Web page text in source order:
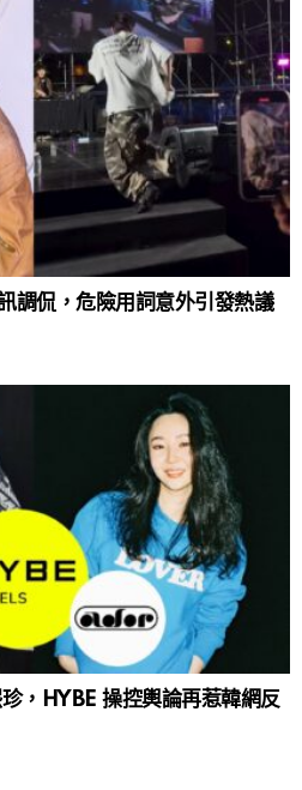
調侃，危險用詞意外引發熱議
，HYBE 操控輿論再惹韓網反